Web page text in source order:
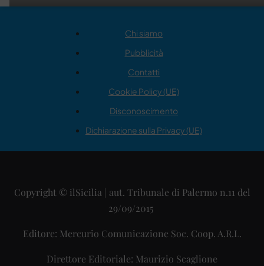
Chi siamo
Pubblicità
Contatti
Cookie Policy (UE)
Disconoscimento
Dichiarazione sulla Privacy (UE)
Copyright © ilSicilia | aut. Tribunale di Palermo n.11 del
29/09/2015
Editore: Mercurio Comunicazione Soc. Coop. A.R.L.
Direttore Editoriale: Maurizio Scaglione